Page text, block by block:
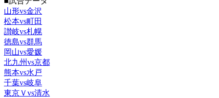
山形vs金沢
松本vs町田
讃岐vs札幌
徳島vs群馬
岡山vs愛媛
北九州vs京都
熊本vs水戸
千葉vs岐阜
東京Ｖvs清水